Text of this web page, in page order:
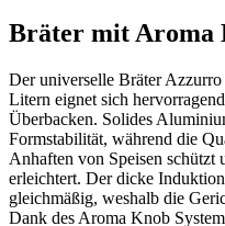
Bräter mit Aroma
Der universelle Bräter
Litern eignet sich
Überbacken. Solides
Formstabilität, während die
Anhaften von Speisen schützt
erleichtert. Der dicke
gleichmäßig, weshalb die
Dank des Aroma Knob